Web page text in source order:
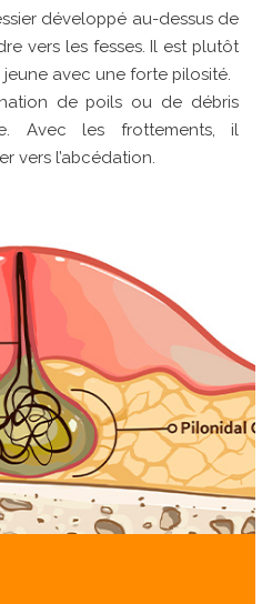
développé au-dessus de
vers les fesses. Il est plutôt
avec une forte pilosité.
de poils ou de débris
Avec les frottements, il
vers l’abcédation.